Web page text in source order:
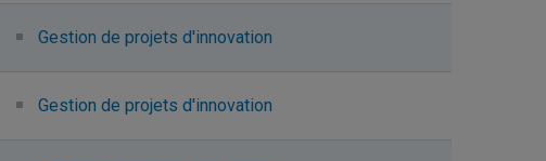
Gestion de projets d'innovation
Gestion de projets d'innovation